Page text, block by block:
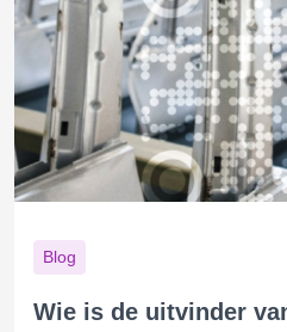
Blog
Wie is de uitvinder